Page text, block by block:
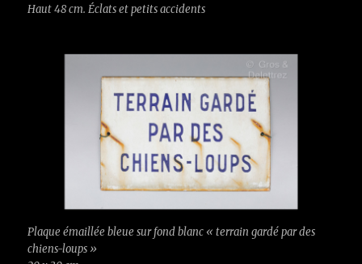
Haut 48 cm. Éclats et petits accidents
Plaque émaillée bleue sur fond blanc « terrain gardé par des
chiens-loups »